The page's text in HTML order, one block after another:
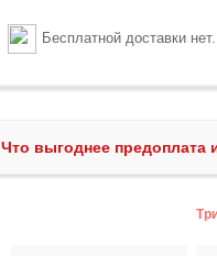
Бесплатной доставки нет.
Что выгоднее предоплата